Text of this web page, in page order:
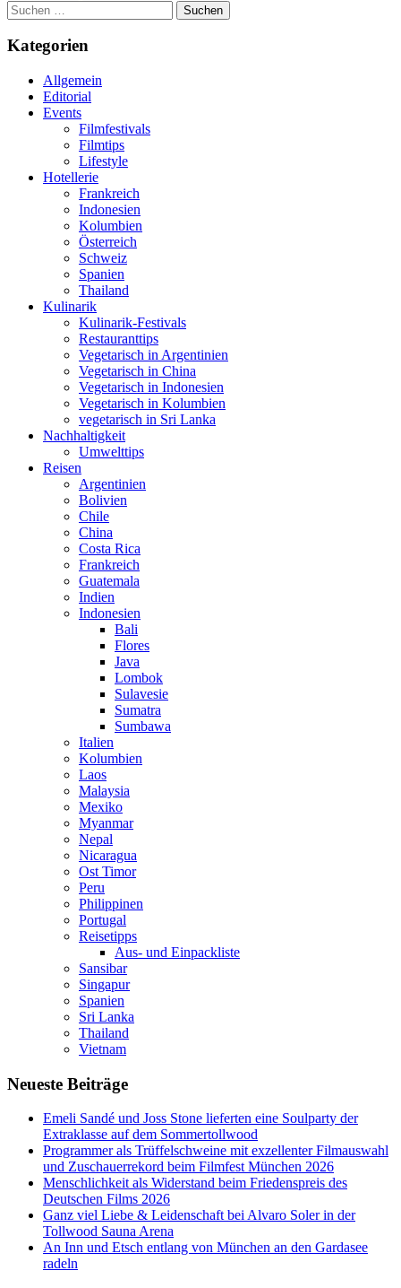
Suchen
nach:
Kategorien
Allgemein
Editorial
Events
Filmfestivals
Filmtips
Lifestyle
Hotellerie
Frankreich
Indonesien
Kolumbien
Österreich
Schweiz
Spanien
Thailand
Kulinarik
Kulinarik-Festivals
Restauranttips
Vegetarisch in Argentinien
Vegetarisch in China
Vegetarisch in Indonesien
Vegetarisch in Kolumbien
vegetarisch in Sri Lanka
Nachhaltigkeit
Umwelttips
Reisen
Argentinien
Bolivien
Chile
China
Costa Rica
Frankreich
Guatemala
Indien
Indonesien
Bali
Flores
Java
Lombok
Sulavesie
Sumatra
Sumbawa
Italien
Kolumbien
Laos
Malaysia
Mexiko
Myanmar
Nepal
Nicaragua
Ost Timor
Peru
Philippinen
Portugal
Reisetipps
Aus- und Einpackliste
Sansibar
Singapur
Spanien
Sri Lanka
Thailand
Vietnam
Neueste Beiträge
Emeli Sandé und Joss Stone lieferten eine Soulparty der
Extraklasse auf dem Sommertollwood
Programmer als Trüffelschweine mit exzellenter Filmauswahl
und Zuschauerrekord beim Filmfest München 2026
Menschlichkeit als Widerstand beim Friedenspreis des
Deutschen Films 2026
Ganz viel Liebe & Leidenschaft bei Alvaro Soler in der
Tollwood Sauna Arena
An Inn und Etsch entlang von München an den Gardasee
radeln